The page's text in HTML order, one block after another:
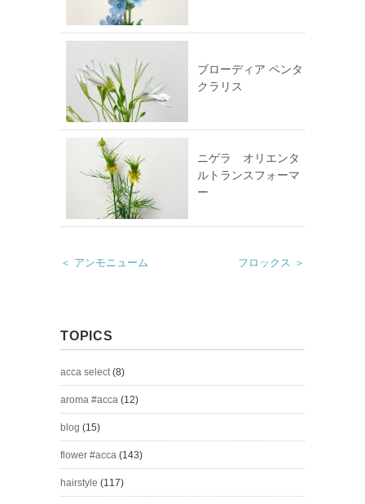
ブローディア ペンタ
クラリス
ニゲラ オリエンタ
ルトランスフォーマ
ー
＜ アンモニューム フロックス ＞
TOPICS
acca select(8)
aroma #acca (12)
blog (15)
flower #acca (143)
hairstyle (117)